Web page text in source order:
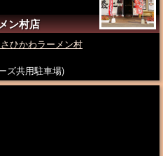
ン村店
ひかわラーメン村
ズ共用駐車場)